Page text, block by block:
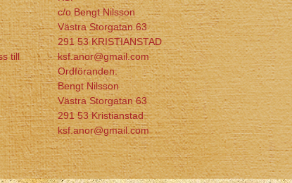
till
c/o Bengt Nilsson
Västra Storgatan 63
291 53 KRISTIANSTAD
ksf.anor@gmail.com
Ordföranden:
Bengt Nilsson
Västra Storgatan 63
291 53 Kristianstad
ksf.anor@gmail.com